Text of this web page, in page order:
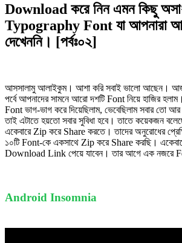
Download করে নিন এমন কিছু
Typography Font যা আপনারা
দেখেননি। [পর্বঃ০২]
আসসালামু আলাইকুম। আশা করি সবাই ভালো আছেন। আজ
পর্বে আপনাদের সামনে আরো দশটি Font নিয়ে হাজির
Font ভাগ-ভাগ করে দিয়েছিলাম, ভেবেছিলাম সবার তো
তাই এটাতে হয়তো সবার সুবিধা হবে। তাতে কয়েকজন
একেবারে Zip করে Share করতে। তাদের অনুরোধের
১০টি Font-কে একসাথে Zip করে Share করছি।
Download Link পেয়ে যাবেন। তার আগে এক নজরে
Android Insomnia